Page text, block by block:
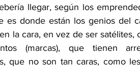
llegar, según los
es donde están los genios del
la cara, en vez de ser
(marcas), que tienen
que no son tan caras, como